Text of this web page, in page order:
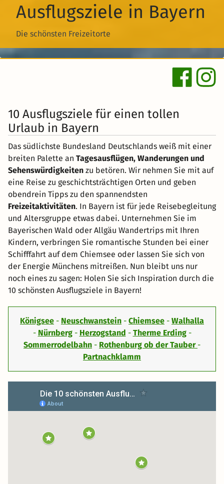
Ausflugsziele in Bayern
Die schönsten Freizeitorte
10 Ausflugsziele für einen tollen
Urlaub in Bayern
Das südlichste Bundesland Deutschlands weiß mit einer
breiten Palette an Tagesausflügen, Wanderungen und
Sehenswürdigkeiten zu betören. Wir nehmen Sie mit auf
eine Reise zu geschichtsträchtigen Orten und geben
obendrein Tipps zu den spannendsten
Freizeitaktivitäten. In Bayern ist für jede Reisebegleitung
und Altersgruppe etwas dabei. Unternehmen Sie im
Bayerischen Wald oder Allgäu Wandertrips mit Ihren
Kindern, verbringen Sie romantische Stunden bei einer
Schifffahrt auf dem Chiemsee oder lassen Sie sich von
der Energie Münchens mitreißen. Nun bleibt uns nur
noch eines zu sagen: Holen Sie sich Inspiration durch die
10 schönsten Ausflugsziele in Bayern!
Königsee - Neuschwanstein - Chiemsee - Walhalla
- Nürnberg- Herzogstand - Therme Erding-
Sommerrodelbahn - Rothenburg ob der Tauber -
Partnachklamm